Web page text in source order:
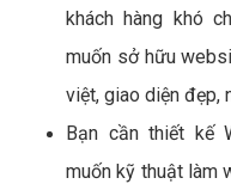
khách hàng khó
muốn sở hữu
việt, giao diện đẹp,
Bạn cần thiết kế
muốn kỹ thuật làm